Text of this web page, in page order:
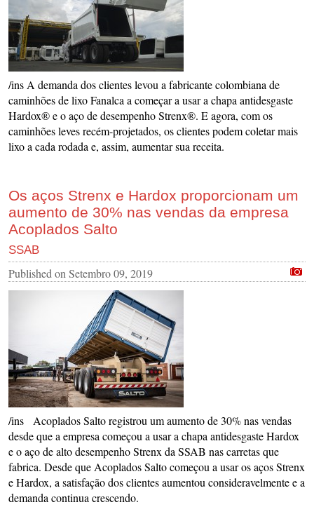
/ins A demanda dos clientes levou a fabricante colombiana de
caminhões de lixo Fanalca a começar a usar a chapa antidesgaste
Hardox® e o aço de desempenho Strenx®. E agora, com os
caminhões leves recém-projetados, os clientes podem coletar mais
lixo a cada rodada e, assim, aumentar sua receita.
Os aços Strenx e Hardox proporcionam um
aumento de 30% nas vendas da empresa
Acoplados Salto
SSAB
Published on Setembro 09, 2019
/ins Acoplados Salto registrou um aumento de 30% nas vendas
desde que a empresa começou a usar a chapa antidesgaste Hardox
e o aço de alto desempenho Strenx da SSAB nas carretas que
fabrica. Desde que Acoplados Salto começou a usar os aços Strenx
e Hardox, a satisfação dos clientes aumentou consideravelmente e a
demanda continua crescendo.